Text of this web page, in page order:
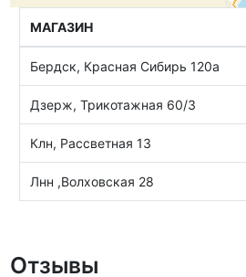
МАГАЗИН
Бердск, Красная Сибирь 120а
Дзерж, Трикотажная 60/3
Клн, Рассветная 13
Лнн ,Волховская 28
Отзывы